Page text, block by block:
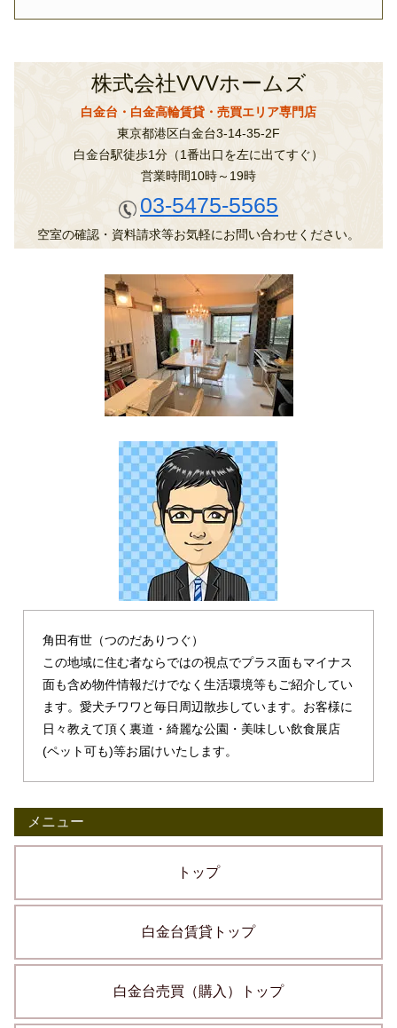
株式会社VVVホームズ
白金台・白金高輪賃貸・売買エリア専門店
東京都港区白金台3-14-35-2F
白金台駅徒歩1分（1番出口を左に出てすぐ）
営業時間10時～19時
03-5475-5565
空室の確認・資料請求等お気軽にお問い合わせください。
角田有世（つのだありつぐ）
この地域に住む者ならではの視点でプラス面もマイナス
面も含め物件情報だけでなく生活環境等もご紹介してい
ます。愛犬チワワと毎日周辺散歩しています。お客様に
日々教えて頂く裏道・綺麗な公園・美味しい飲食展店
(ペット可も)等お届けいたします。
メニュー
トップ
白金台賃貸トップ
白金台売買（購入）トップ